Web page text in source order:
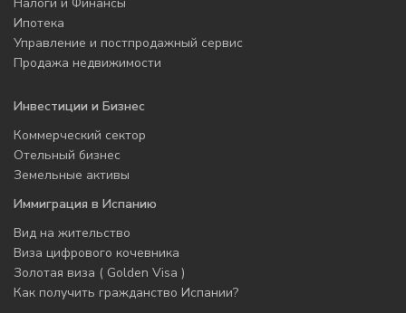
Ипотека
Управление и постпродажный сервис
Продажа недвижимости
Инвестиции и Бизнес
Коммерческий сектор
Отельный бизнес
Земельные активы
Иммиграция в Испанию
Вид на жительство
Виза цифрового кочевника
Золотая виза ( Golden Visa )
Как получить гражданство Испании?